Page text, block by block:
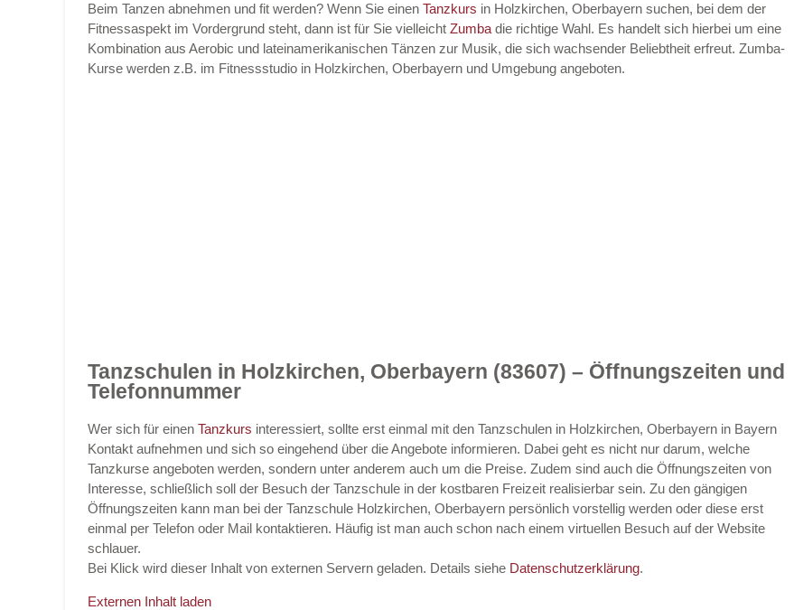
Beim Tanzen abnehmen und fit werden? Wenn Sie einen Tanzkurs in Holzkirchen, Oberbayern suchen, bei dem der
Fitnessaspekt im Vordergrund steht, dann ist für Sie vielleicht Zumba die richtige Wahl. Es handelt sich hierbei um eine
Kombination aus Aerobic und lateinamerikanischen Tänzen zur Musik, die sich wachsender Beliebtheit erfreut. Zumba-
Kurse werden z.B. im Fitnessstudio in Holzkirchen, Oberbayern und Umgebung angeboten.
Tanzschulen in Holzkirchen, Oberbayern (83607) – Öffnungszeiten und
Telefonnummer
Wer sich für einen Tanzkurs interessiert, sollte erst einmal mit den Tanzschulen in Holzkirchen, Oberbayern in Bayern
Kontakt aufnehmen und sich so eingehend über die Angebote informieren. Dabei geht es nicht nur darum, welche
Tanzkurse angeboten werden, sondern unter anderem auch um die Preise. Zudem sind auch die Öffnungszeiten von
Interesse, schließlich soll der Besuch der Tanzschule in der kostbaren Freizeit realisierbar sein. Zu den gängigen
Öffnungszeiten kann man bei der Tanzschule Holzkirchen, Oberbayern persönlich vorstellig werden oder diese erst
einmal per Telefon oder Mail kontaktieren. Häufig ist man auch schon nach einem virtuellen Besuch auf der Website
schlauer.
Bei Klick wird dieser Inhalt von externen Servern geladen. Details siehe Datenschutzerklärung.
Externen Inhalt laden